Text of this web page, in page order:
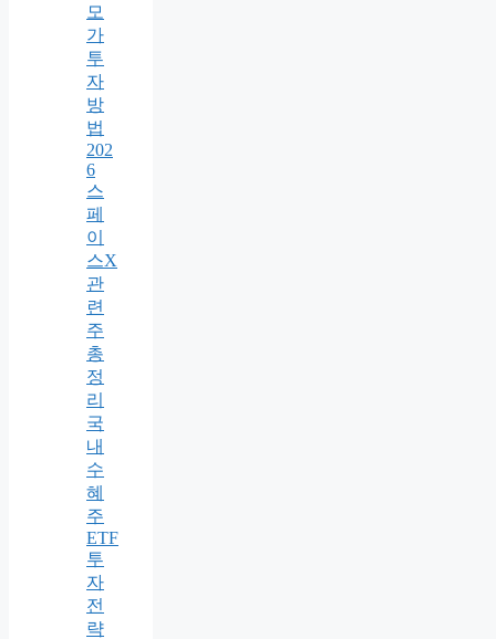
모
가
투
자
방
법
202
6
스
페
이
스X
관
련
주
총
정
리
국
내
수
혜
주
ETF
투
자
전
략